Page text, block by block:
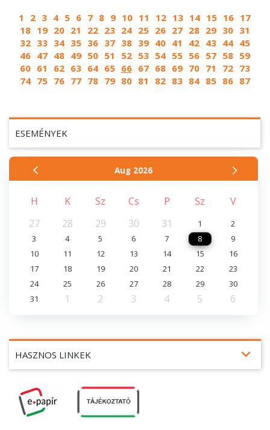
HASZNOS LINKEK expand_more
ESEMÉNYEK
Aug 2026
H K Sz Cs P Sz
V
27
28 29 30 31 1
2
3
4 5 6 7 8
9
10
11 12 13 14 15
16
17
18 19 20 21 22
23
24
25 26 27 28 29
30
31
1 2 3 4 5 6
1 2 3 4 5 6 7 8 9 10 11 12 13 14 15 16 17
18 19 20 21 22 23 24 25 26 27 28 29 30 31
32 33 34 35 36 37 38 39 40 41 42 43 44 45
46 47 48 49 50 51 52 53 54 55 56 57 58 59
60 61 62 63 64 65 66 67 68 69 70 71 72 73
74 75 76 77 78 79 80 81 82 83 84 85 86 87